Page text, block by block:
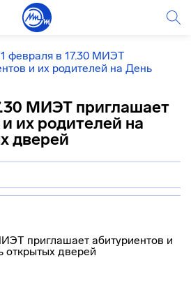
1 февраля в 17.30 МИЭТ
и их родителей на День
МИЭТ приглашает
их родителей на
дверей